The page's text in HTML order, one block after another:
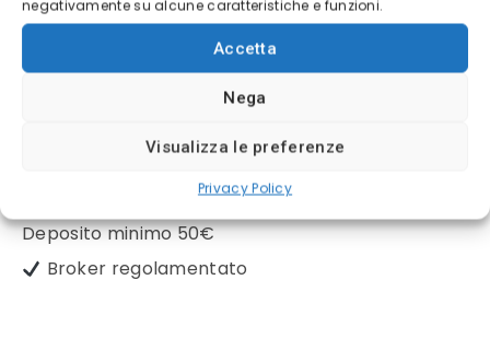
negativamente su alcune caratteristiche e funzioni.
Accetta
Nega
Visualizza le preferenze
Privacy Policy
Regulated CySEC License 247/14
Deposito minimo50€
Broker regolamentato